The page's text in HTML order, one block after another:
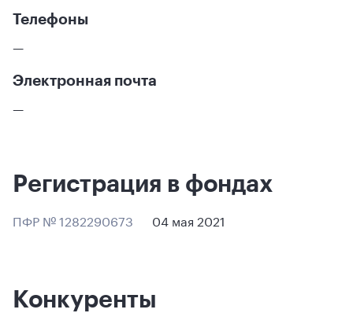
Телефоны
—
Электронная почта
—
Регистрация в фондах
ПФР № 1282290673 04 мая 2021
Конкуренты